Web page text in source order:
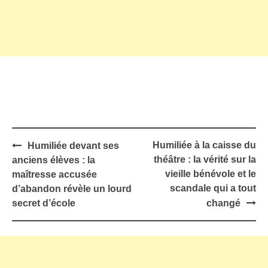
Post
navigation
Humiliée devant ses
anciens élèves : la
maîtresse accusée
d’abandon révèle un lourd
secret d’école
Humiliée à la caisse du
théâtre : la vérité sur la
vieille bénévole et le
scandale qui a tout
changé